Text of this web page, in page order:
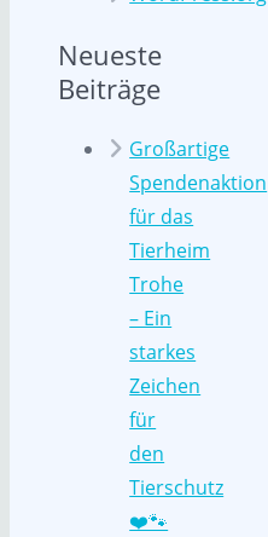
Neueste
Beiträge
Großartige
Spendenaktion
für das
Tierheim
Trohe
– Ein
starkes
Zeichen
für
den
Tierschutz
❤️🐾